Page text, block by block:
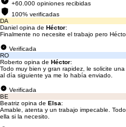
+60.000 opiniones recibidas
100% verificadas
DA
Daniel opina de Héctor:
Finalmente no necesite el trabajo pero
Verificada
RO
Roberto opina de Héctor:
Todo muy bien y gran rapidez, le solicite
al día siguiente ya me lo había enviado.
Verificada
BE
Beatriz opina de Elsa:
Amable, atenta y un trabajo impecable.
ella si la necesito.